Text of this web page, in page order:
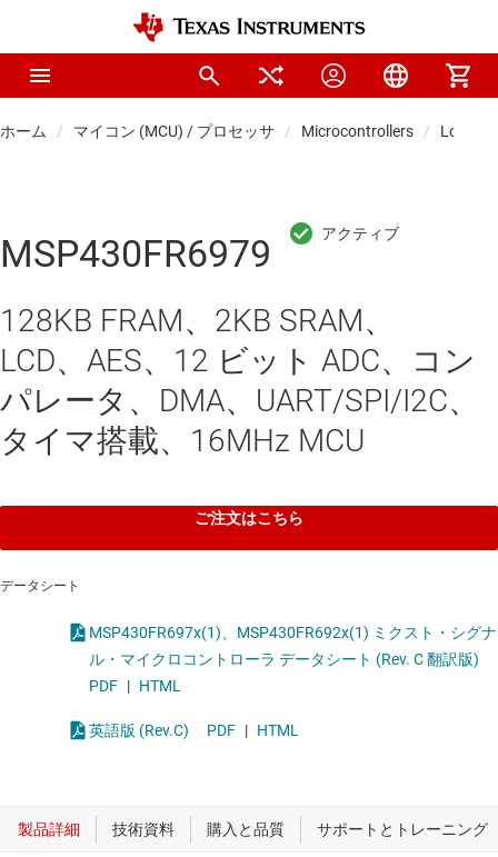
ホーム マイコン (MCU) / プロセッサ Microcontrollers Low-
MSP430FR6979
128KB FRAM、2KB SRAM、
LCD、AES、12 ビット ADC、コン
パレータ、DMA、UART/SPI/I2C、
タイマ搭載、16MHz MCU
ご注文はこちら
データシート
MSP430FR697x(1)、MSP430FR692x(1) ミクスト・シグナ
ル・マイクロコントローラ データシート (Rev. C 翻訳版)
PDF | HTML
英語版 (Rev.C) PDF | HTML